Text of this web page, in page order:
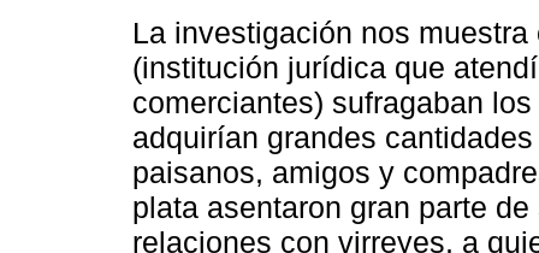
La investigación nos
(institución jurídica que
comerciantes) sufragaban
adquirían grandes
paisanos, amigos y
plata asentaron gran parte
relaciones con virreyes, a